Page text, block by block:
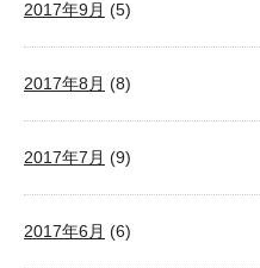
2017年9月 (5)
2017年8月 (8)
2017年7月 (9)
2017年6月 (6)